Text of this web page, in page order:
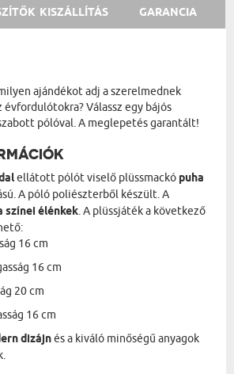
KISZÁLLÍTÁS GARANCIA
ajándékot adj a szerelmednek
évfordulótokra? Válassz egy bájós
pólóval. A meglepetés garantált!
ellátott pólót viselő plüssmackó puha
A póló poliészterből készült. A
színei élénkek. A plüssjáték a következő
16 cm
16 cm
20 cm
16 cm
dizájnés a kiváló minőségű anyagok